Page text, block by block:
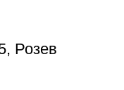
Розев